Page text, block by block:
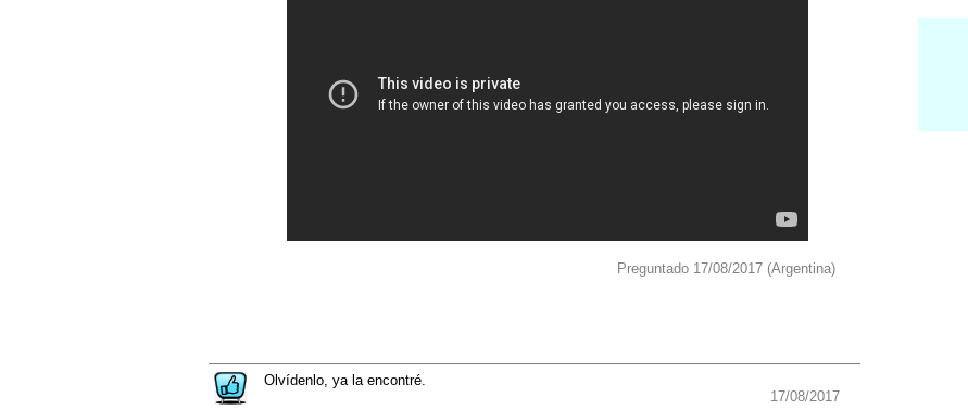
Preguntado 17/08/2017 (Argentina)
Olvídenlo, ya la encontré.
17/08/2017